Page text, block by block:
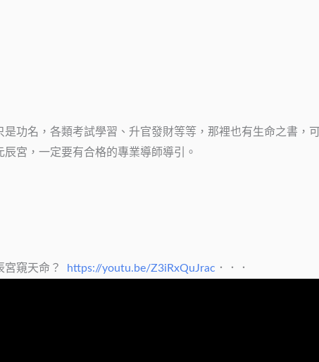
功名，各類考試學習、升官發財等等，那裡也有生命之書，
宮，一定要有合格的專業導師導引。
宮窺天命？ https://youtu.be/Z3iRxQuJrac ．．．